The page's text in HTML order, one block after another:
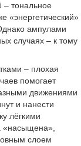
– тональное
«энергетический»
ампулами
случаях – к тому
– плохая
помогает
движениями
и нанести
лёгкими
слоем